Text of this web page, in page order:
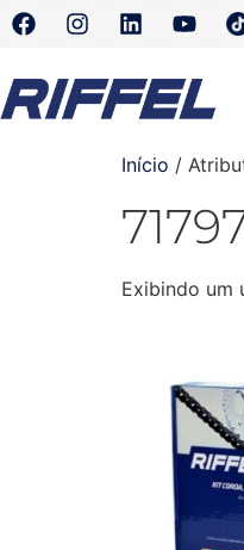
Início /
Exibindo um